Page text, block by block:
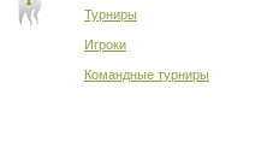
Турниры
Игроки
Командные турниры